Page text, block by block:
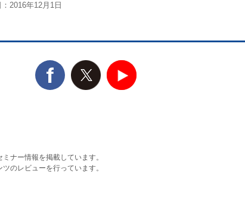
2016年12月1日
ナー情報を掲載しています。
のレビューを行っています。